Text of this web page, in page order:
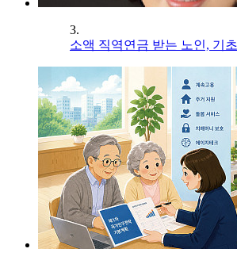
3.
소액 직역연금 받는 노인, 기